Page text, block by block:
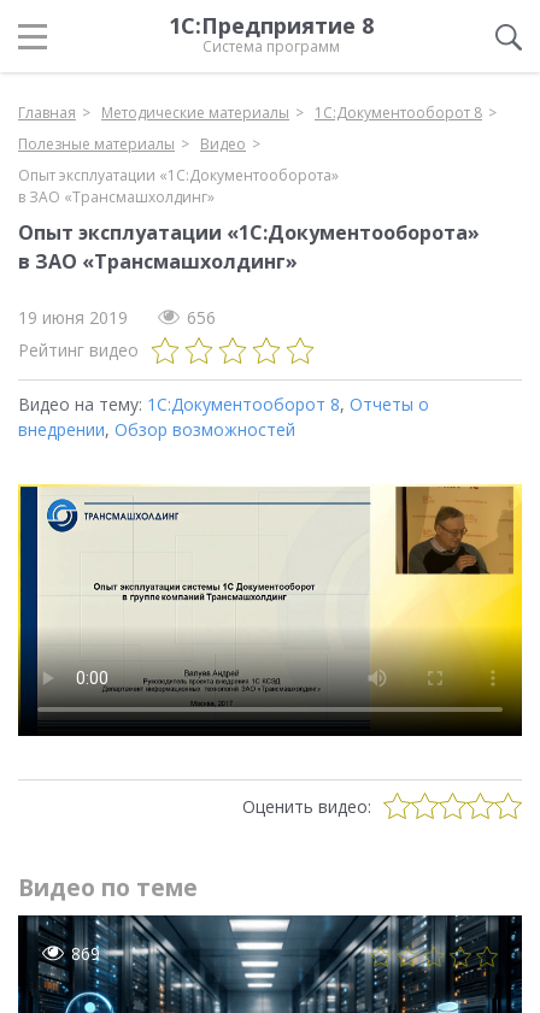
1С:Предприятие 8
Система программ
Главная Методические материалы
1С:Документооборот 8
Полезные материалы
Видео
Опыт эксплуатации «1С:Документооборота»
в ЗАО «Трансмашхолдинг»
Опыт эксплуатации «1С:Документооборота»
в ЗАО «Трансмашхолдинг»
19 июня 2019
656
Рейтинг видео
Видео на тему: 1С:Документооборот 8, Отчеты о
внедрении, Обзор возможностей
Оценить видео:
Видео по теме
869